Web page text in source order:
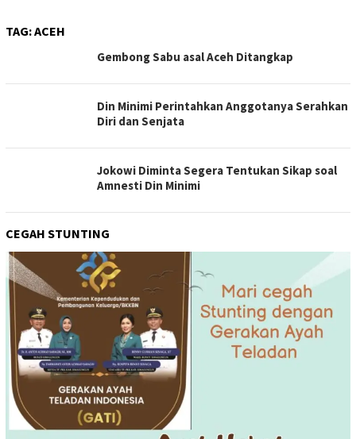
TAG:ACEH
Gembong Sabu asal Aceh Ditangkap
Din Minimi Perintahkan Anggotanya Serahkan
Diri dan Senjata
Jokowi Diminta Segera Tentukan Sikap soal
Amnesti Din Minimi
CEGAH STUNTING